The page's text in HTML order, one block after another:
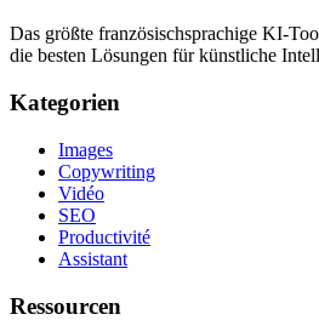
Das größte französischsprachige KI-
die besten Lösungen für künstliche
Kategorien
Images
Copywriting
Vidéo
SEO
Productivité
Assistant
Ressourcen